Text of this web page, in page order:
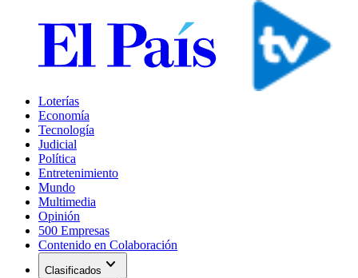
Loterías
Economía
Tecnología
Judicial
Política
Entretenimiento
Mundo
Multimedia
Opinión
500 Empresas
Contenido en Colaboración
Clasificados expand_more